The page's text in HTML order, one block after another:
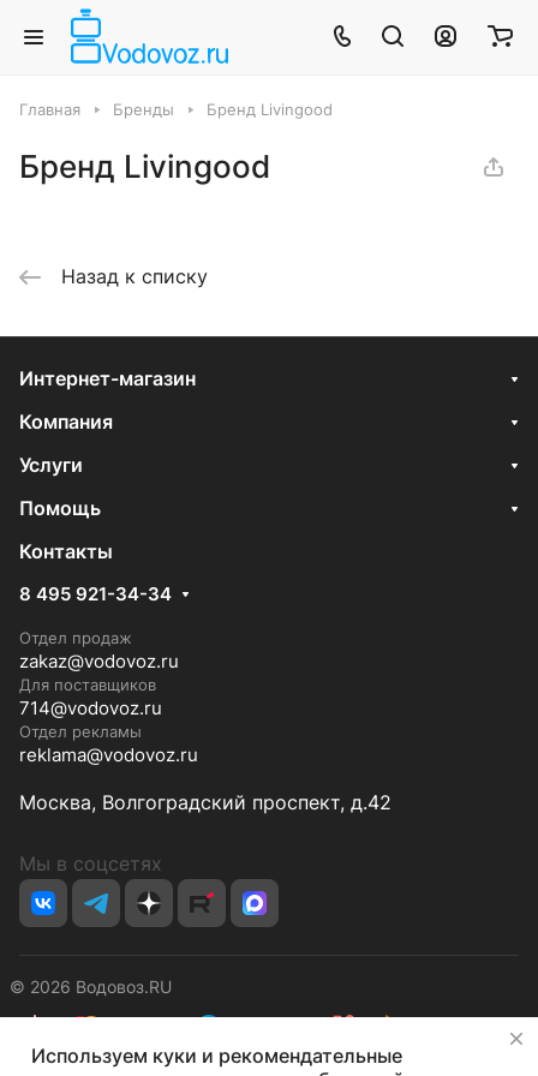
Главная Бренды Бренд Livingood
Бренд Livingood
Назад к списку
Интернет-магазин
Компания
Услуги
Помощь
Контакты
8 495 921-34-34
Отдел продаж
zakaz@vodovoz.ru
Для поставщиков
714@vodovoz.ru
Отдел рекламы
reklama@vodovoz.ru
Москва, Волгоградский проспект, д.42
Мы в соцсетях
© 2026 Водовоз.RU
КонфиденциальностьОферта
Используем куки и рекомендательные